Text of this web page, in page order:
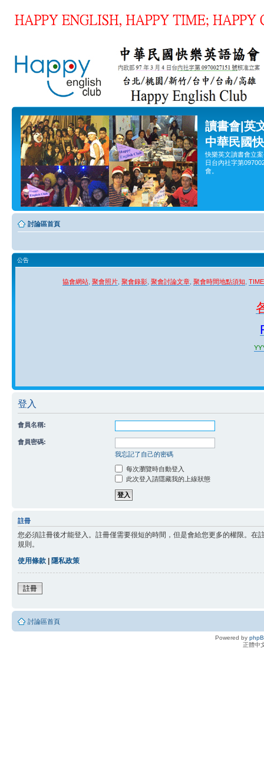
讀書會|英
中華民國
快樂英文讀書會立
日台內社字第
會。
討論區首頁
公告
協會網站 聚會照片 聚會錄影 聚會討論文章 聚會時間地點須知
登入
會員名稱:
會員密碼:
我忘記了自己的密碼
每次瀏覽時自動登入
此次登入請隱藏我的上線狀態
註冊
您必須註冊後才能登入。註冊僅需要很短的時間，但是會給您更多的權限。
規則。
使用條款 | 隱私政策
註冊
討論區首頁
Powered by
正體中